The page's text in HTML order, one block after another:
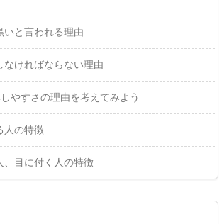
いと言われる理由
なければならない理由
やすさの理由を考えてみよう
人の特徴
、目に付く人の特徴